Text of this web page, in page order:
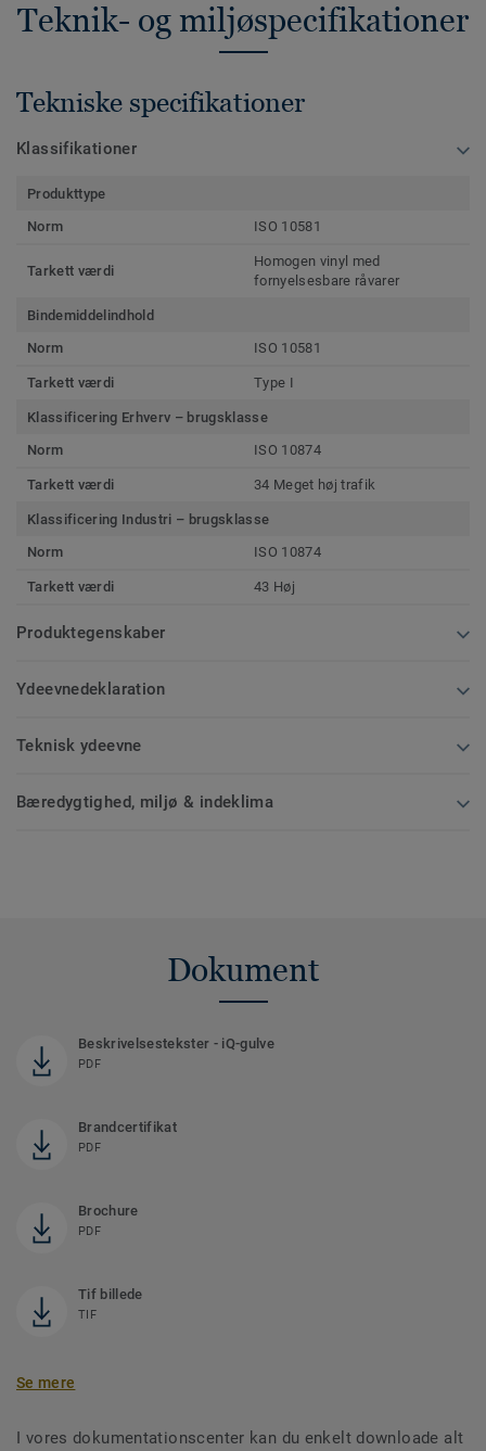
Teknik- og miljøspecifikationer
Tekniske specifikationer
Klassifikationer
Produkttype
Norm
ISO 10581
Tarkett værdi
Homogen vinyl med
fornyelsesbare råvarer
Bindemiddelindhold
Norm
ISO 10581
Tarkett værdi Type I
Klassificering Erhverv – brugsklasse
Norm
ISO 10874
Tarkett værdi 34 Meget høj trafik
Klassificering Industri – brugsklasse
Norm
ISO 10874
Tarkett værdi 43 Høj
Produktegenskaber
Ydeevnedeklaration
Teknisk ydeevne
Bæredygtighed, miljø & indeklima
Dokument
Beskrivelsestekster - iQ-gulve
PDF
Brandcertifikat
PDF
Brochure
PDF
Tif billede
TIF
Se mere
I vores dokumentationscenter kan du enkelt downloade alt